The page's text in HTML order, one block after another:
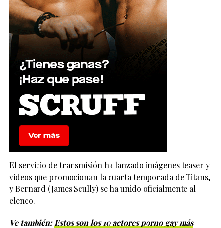
El servicio de transmisión ha lanzado imágenes teaser y
videos que promocionan la cuarta temporada de Titans,
y Bernard (James Scully) se ha unido oficialmente al
elenco.
Ve también: Estos son los 10 actores porno gay más